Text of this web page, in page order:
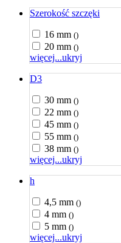
Szerokość szczęki
16 mm ()
20 mm ()
więcej...ukryj
D3
30 mm ()
22 mm ()
45 mm ()
55 mm ()
38 mm ()
więcej...ukryj
h
4,5 mm ()
4 mm ()
5 mm ()
więcej...ukryj